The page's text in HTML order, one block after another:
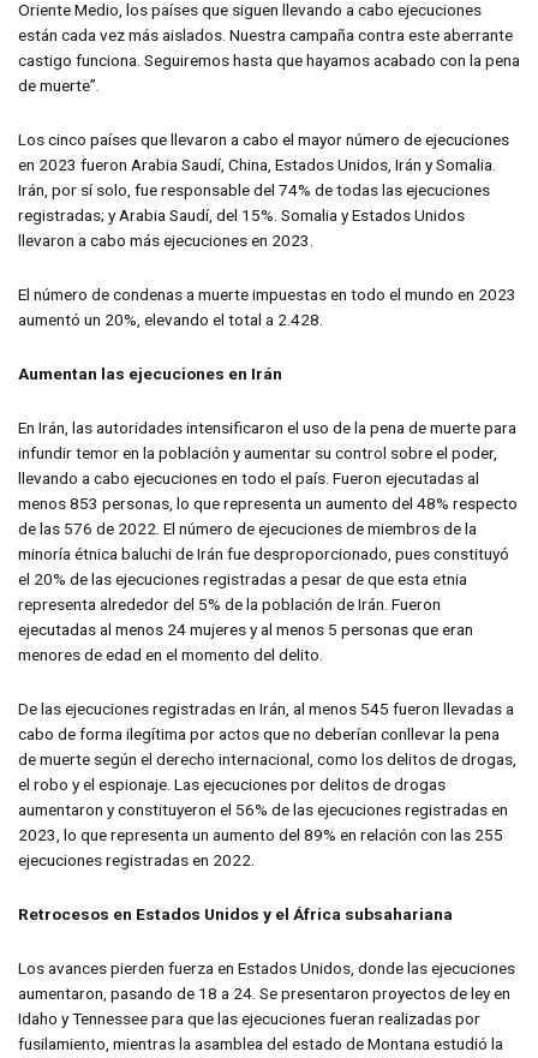
Oriente Medio, los países que siguen llevando a cabo ejecuciones
están cada vez más aislados. Nuestra campaña contra este aberrante
castigo funciona. Seguiremos hasta que hayamos acabado con la pena
de muerte”.
Los cinco países que llevaron a cabo el mayor número de ejecuciones
en 2023 fueron Arabia Saudí, China, Estados Unidos, Irán y Somalia.
Irán, por sí solo, fue responsable del 74% de todas las ejecuciones
registradas; y Arabia Saudí, del 15%. Somalia y Estados Unidos
llevaron a cabo más ejecuciones en 2023.
El número de condenas a muerte impuestas en todo el mundo en 2023
aumentó un 20%, elevando el total a 2.428.
Aumentan las ejecuciones en Irán
En Irán, las autoridades intensificaron el uso de la pena de muerte para
infundir temor en la población y aumentar su control sobre el poder,
llevando a cabo ejecuciones en todo el país. Fueron ejecutadas al
menos 853 personas, lo que representa un aumento del 48% respecto
de las 576 de 2022. El número de ejecuciones de miembros de la
minoría étnica baluchi de Irán fue desproporcionado, pues constituyó
el 20% de las ejecuciones registradas a pesar de que esta etnia
representa alrededor del 5% de la población de Irán. Fueron
ejecutadas al menos 24 mujeres y al menos 5 personas que eran
menores de edad en el momento del delito.
De las ejecuciones registradas en Irán, al menos 545 fueron llevadas a
cabo de forma ilegítima por actos que no deberían conllevar la pena
de muerte según el derecho internacional, como los delitos de drogas,
el robo y el espionaje. Las ejecuciones por delitos de drogas
aumentaron y constituyeron el 56% de las ejecuciones registradas en
2023, lo que representa un aumento del 89% en relación con las 255
ejecuciones registradas en 2022.
Retrocesos en Estados Unidos y el África subsahariana
Los avances pierden fuerza en Estados Unidos, donde las ejecuciones
aumentaron, pasando de 18 a 24. Se presentaron proyectos de ley en
Idaho y Tennessee para que las ejecuciones fueran realizadas por
fusilamiento, mientras la asamblea del estado de Montana estudió la